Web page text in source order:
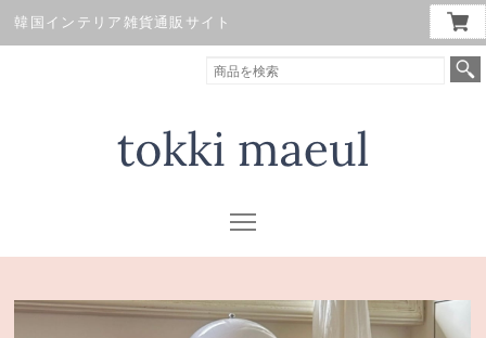
韓国インテリア雑貨通販サイト